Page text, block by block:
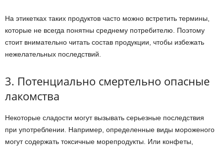
На этикетках таких продуктов часто можно встретить термины,
которые не всегда понятны среднему потребителю. Поэтому
стоит внимательно читать состав продукции, чтобы избежать
нежелательных последствий.
3. Потенциально смертельно опасные
лакомства
Некоторые сладости могут вызывать серьезные последствия
при употреблении. Например, определенные виды мороженого
могут содержать токсичные морепродукты. Или конфеты,